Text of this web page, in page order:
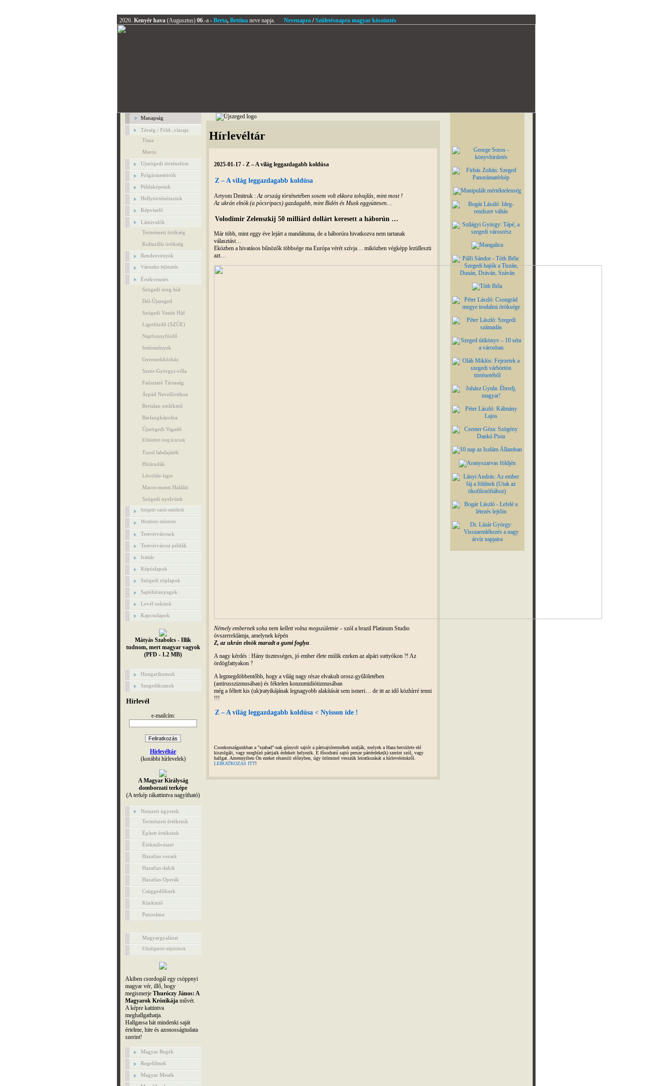
2026. Kenyér hava (Augusztus) 06.-a - Berta, Bettinaneve napja. Nevenapra/Születésnapra magyar köszöntés
Manapság
Térség / Föld-,vízrajz
Tisza
Maros
Ujszögedi történelöm
Polgármestörök
Példaképeink
Hellytörténészeink
Képviselő
Látnivalók
Természeti örökség
Kulturális örökség
Rendezvények
Városrész fejlesztés
Értékvesztés
Szögedi öreg híd
Dél-Újszeged
Szögedi Vasúti Híd
Ligetfürdő (SZÚE)
Napfonnyfürdő
Intézmények
Gyermekkórház
Szent-Györgyi-villa
Faúsztató Társaság
Árpád Nevelőotthon
Bertalan emlékmű
Barlangkápolna
Újszögedi Vigadó
Elfeledett öreg kincsek
Turul labdajáték
Hírárudák
Lövölde-liget
Maros-menti Halálút
Szögedi nyelvünk
Szögedi vasút-emlékök
Mozdony-múzeum
Testvérvárosok
Testvérvárosi példák
Irattár
Képöslapok
Szögedi röplapok
Sajtóhíranyagok
Levél nekünk
Kapcsolapok
Mátyás Szabolcs - Illik
tudnom, mert magyar vagyok
(PFD - 1.2 MB)
Hungarikumok
Szegedikumok
Hírlevél
e-mailcím:
Hírlevéltár
(korábbi hírlevelek)
A Magyar Királyság
domborzati terképe
(A terkép rákattintva nagyítható)
Nemzeti ügyeink
Természeti értékeink
Épített értékeink
Étökművészet
Hazafias versek
Hazafias dalok
Hazafias Operák
Csüggedőknek
Kitekintő
Panoráma
Magyargyalázat
Elhallgatott népírtások
Akiben csordogál egy csöppnyi
magyar vér, illő, hogy
megismerje Thuróczy János: A
Magyarok Krónikájaművét.
A képre kattintva
meghallgathatja.
Hallgassa hát mindenki saját
értelme, hite és azonosságtudata
szerint!
Magyar Regék
Regefilmek
Magyar Mesék
Hírlevéltár
2025-01-17 - Z – A világ leggazdagabb koldúsa
Z – A világ leggazdagabb koldúsa
Artyom Dmitruk :Az ország történetében sosem volt ekkora tolvajlás, mint most !
Az ukrán elnök (a pöcsripacs) gazdagabb, mint Bidén és Musk eggyüttesen…
Volodimir Zelenszkij 50 milliárd dollárt keresett a háborún …
Már több, mint eggy éve lejárt a mandátuma, de a háborúra hivatkozva nem tartanak
választást…
Eközben a hivatásos bűnözők többsége ma Európa vérét szívja… miközben végképp lezülleszti
azt…
Némely embernek soha nem kellett volna megszületnie– szól a brazil Platinum Studio
óvszerreklámja, amelynek képén
Z, az ukrán elnök maradt a gumi foglya.
A nagy kérdés : Hány tisztességes, jó ember élete múlik ezeken az alpári suttyókon ?! Az
ördögfattyakon ?
A legmegdöbbentőbb, hogy a világ nagy része elvakult orosz-gyűlöletében
(antirusszizmusában) és féktelen konzumidiótizmusában
még a féltett kis (uk)ratyikájának legnagyobb alakítását sem ismeri… de itt az idő közhírré tenni
!!!
Z – A világ leggazdagabb koldúsa < Nyisson ide !
Csonkországunkban a "szabad"-nak gúnyolt sajtót a pártsajtótermékek uralják, melyek a Haza becsülete elé
kiszolgált, vagy megbízó pártjaik érdekeit helyezik. E fősodratú sajtó persze pártérdeke(k) szerint szól, vagy
hallgat. Amennyiben Ön ezeket részesíti előnyben, úgy örömmel vesszük leiratkozását a hírleveleinkről.
LEIRATKOZÁS ITT!